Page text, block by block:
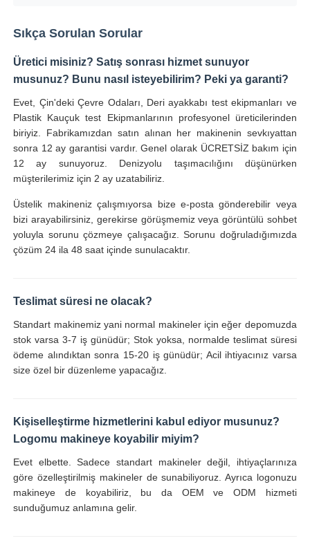
Sıkça Sorulan Sorular
Üretici misiniz? Satış sonrası hizmet sunuyor
musunuz? Bunu nasıl isteyebilirim? Peki ya garanti?
Evet, Çin'deki Çevre Odaları, Deri ayakkabı test ekipmanları ve
Plastik Kauçuk test Ekipmanlarının profesyonel üreticilerinden
biriyiz. Fabrikamızdan satın alınan her makinenin sevkıyattan
sonra 12 ay garantisi vardır. Genel olarak ÜCRETSİZ bakım için
12 ay sunuyoruz. Denizyolu taşımacılığını düşünürken
müşterilerimiz için 2 ay uzatabiliriz.
Üstelik makineniz çalışmıyorsa bize e-posta gönderebilir veya
bizi arayabilirsiniz, gerekirse görüşmemiz veya görüntülü sohbet
yoluyla sorunu çözmeye çalışacağız. Sorunu doğruladığımızda
çözüm 24 ila 48 saat içinde sunulacaktır.
Teslimat süresi ne olacak?
Standart makinemiz yani normal makineler için eğer depomuzda
stok varsa 3-7 iş günüdür; Stok yoksa, normalde teslimat süresi
ödeme alındıktan sonra 15-20 iş günüdür; Acil ihtiyacınız varsa
size özel bir düzenleme yapacağız.
Kişiselleştirme hizmetlerini kabul ediyor musunuz?
Logomu makineye koyabilir miyim?
Evet elbette. Sadece standart makineler değil, ihtiyaçlarınıza
göre özelleştirilmiş makineler de sunabiliyoruz. Ayrıca logonuzu
makineye de koyabiliriz, bu da OEM ve ODM hizmeti
sunduğumuz anlamına gelir.